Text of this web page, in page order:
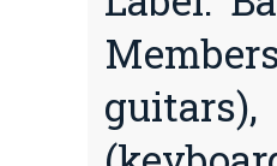
guitars),